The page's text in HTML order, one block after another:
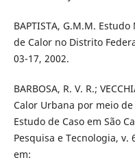
BAPTISTA, G.M.M.
de Calor no Distrito
03-17, 2002.
BARBOSA, R. V. R.;
Calor Urbana por meio
Estudo de Caso em São
Pesquisa e Tecnologia, v.
em: